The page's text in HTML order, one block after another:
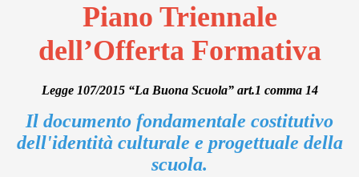
Piano Triennale
dell’Offerta Formativa
Legge 107/2015 “La Buona Scuola” art.1 comma 14
Il documento fondamentale costitutivo
dell'identità culturale e progettuale della
scuola.